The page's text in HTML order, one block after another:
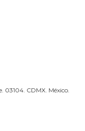
03104. CDMX. México.